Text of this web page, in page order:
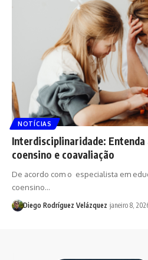
NOTÍCIAS
Interdisciplinaridade: Entenda
coensino e coavaliação
De acordo com o especialista em
coensino…
Diego Rodríguez Velázquez janeiro 8,